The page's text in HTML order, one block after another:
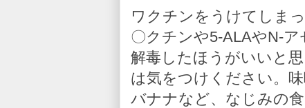
ワクチンをうけてしま
〇クチンや5-ALAやN-
解毒したほうがいいと
は気をつけください。
バナナなど、なじみの